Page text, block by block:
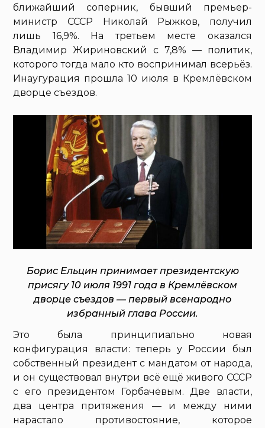
ближайший соперник, бывший премьер-
министр СССР Николай Рыжков, получил
лишь 16,9%. На третьем месте оказался
Владимир Жириновский с 7,8% — политик,
которого тогда мало кто воспринимал всерьёз.
Инаугурация прошла 10 июля в Кремлёвском
дворце съездов.
Борис Ельцин принимает президентскую
присягу 10 июля 1991 года в Кремлёвском
дворце съездов — первый всенародно
избранный глава России.
Это была принципиально новая
конфигурация власти: теперь у России был
собственный президент с мандатом от народа,
и он существовал внутри всё ещё живого СССР
с его президентом Горбачёвым. Две власти,
два центра притяжения — и между ними
нарастало противостояние, которое